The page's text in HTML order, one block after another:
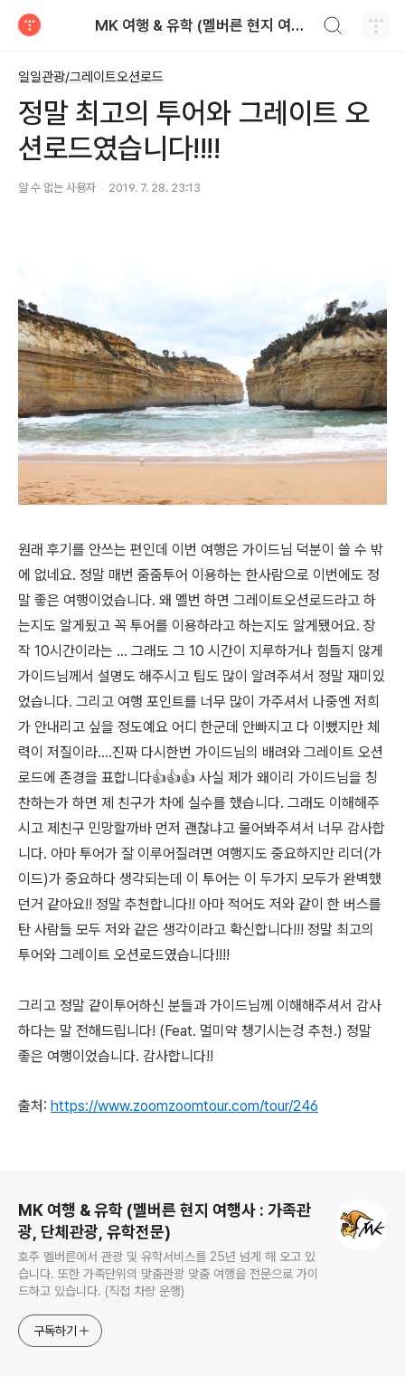
MK 여행 & 유학 (멜버른 현지 여행사 : 가족관광, 단체관광, 유학전문)
일일관광/그레이트오션로드
정말 최고의 투어와 그레이트 오
션로드였습니다!!!!
알 수 없는 사용자 2019. 7. 28. 23:13
원래 후기를 안쓰는 편인데 이번 여행은 가이드님 덕분이 쓸 수 밖
에 없네요. 정말 매번 줌줌투어 이용하는 한사람으로 이번에도 정
말 좋은 여행이었습니다. 왜 멜번 하면 그레이트오션로드라고 하
는지도 알게됬고 꼭 투어를 이용하라고 하는지도 알게됐어요. 장
작 10시간이라는 ... 그래도 그 10 시간이 지루하거나 힘들지 않게
가이드님께서 설명도 해주시고 팁도 많이 알려주셔서 정말 재미있
었습니다. 그리고 여행 포인트를 너무 많이 가주셔서 나중엔 저희
가 안내리고 싶을 정도예요 어디 한군데 안빠지고 다 이뻤지만 체
력이 저질이라....진짜 다시한번 가이드님의 배려와 그레이트 오션
로드에 존경을 표합니다👍👍👍 사실 제가 왜이리 가이드님을 칭
찬하는가 하면 제 친구가 차에 실수를 했습니다. 그래도 이해해주
시고 제친구 민망할까바 먼저 괜찮냐고 물어봐주셔서 너무 감사합
니다. 아마 투어가 잘 이루어질려면 여행지도 중요하지만 리더(가
이드)가 중요하다 생각되는데 이 투어는 이 두가지 모두가 완벽했
던거 같아요!! 정말 추천합니다!! 아마 적어도 저와 같이 한 버스를
탄 사람들 모두 저와 같은 생각이라고 확신합니다!!! 정말 최고의
투어와 그레이트 오션로드였습니다!!!!
그리고 정말 같이투어하신 분들과 가이드님께 이해해주셔서 감사
하다는 말 전해드립니다! (Feat. 멀미약 챙기시는겅 추천.) 정말
좋은 여행이었습니다. 감사합니다!!
출처: https://www.zoomzoomtour.com/tour/246
MK 여행 & 유학 (멜버른 현지 여행사 : 가족관
광, 단체관광, 유학전문)
호주 멜버른에서 관광 및 유학서비스를 25년 넘게 해 오고 있
습니다. 또한 가족단위의 맞춤관광 맞춤 여행을 전문으로 가이
드하고 있습니다. (직접 차량 운행)
구독하기